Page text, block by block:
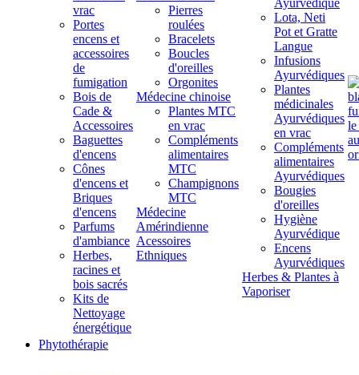
vrac
Portes
encens et
accessoires
de
fumigation
Bois de
Cade &
Accessoires
Baguettes
d'encens
Cônes
d'encens et
Briques
d'encens
Parfums
d'ambiance
Herbes,
racines et
bois sacrés
Kits de
Nettoyage
énergétique
Pierres
roulées
Bracelets
Boucles
d'oreilles
Orgonites
Médecine chinoise
Plantes MTC
en vrac
Compléments
alimentaires
MTC
Champignons
MTC
Médecine
Amérindienne
Acessoires
Ethniques
Ayurvédique
Lota, Neti
Pot et Gratte
Langue
Infusions
Ayurvédiques
Plantes
médicinales
Ayurvédiques
en vrac
Compléments
alimentaires
Ayurvédiques
Bougies
d'oreilles
Hygiène
Ayurvédique
Encens
Ayurvédiques
Herbes & Plantes à
Vaporiser
Phytothérapie